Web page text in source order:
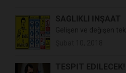
SAĞLIKLI İNŞAAT
Gelişen ve değişen
TESPİT EDİLECEK!